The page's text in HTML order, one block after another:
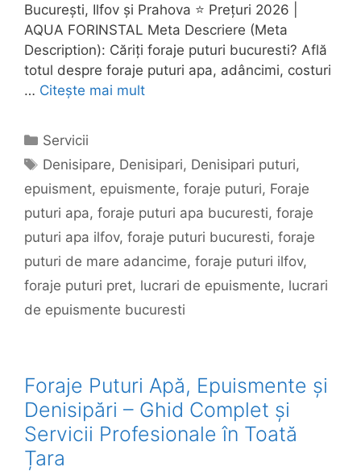
București, Ilfov și Prahova ⭐ Prețuri 2026 |
AQUA FORINSTAL Meta Descriere (Meta
Description): Căriți foraje puturi bucuresti? Află
totul despre foraje puturi apa, adâncimi, costuri
… Citește mai mult
Categorii
Servicii
Etichete
Denisipare, Denisipari, Denisipari puturi,
epuisment, epuismente, foraje puturi, Foraje
puturi apa, foraje puturi apa bucuresti, foraje
puturi apa ilfov, foraje puturi bucuresti, foraje
puturi de mare adancime, foraje puturi ilfov,
foraje puturi pret, lucrari de epuismente, lucrari
de epuismente bucuresti
Foraje Puturi Apă, Epuismente și
Denisipări – Ghid Complet și
Servicii Profesionale în Toată
Țara